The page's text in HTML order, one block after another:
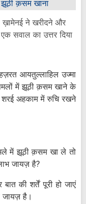
ख़ामेनई ने खरीदने और
सवाल का उत्तर दिया
आयतुल्लाहिल उज्मा
में झूठी क़सम खाने के
अहकाम में रुचि रखने
में झूठी क़सम खा ले तो
जायज़ है?
की शर्तें पूरी हो जाएं
जायज़ है।